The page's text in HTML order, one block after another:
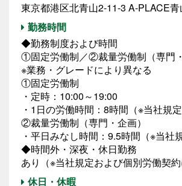
東京都港区北青山2-11-3 A-PLACE青
勤務時間
◆勤務制度および時間
①固定労働制／②裁量労働制（専門・
※業務・グレードにより異なる
①固定労働制
・定時：10:00～19:00
・1日の労働時間：8時間（※当社規定
②裁量労働制（専門・企画）
・平日みなし時間：9.5時間（※当社
◆時間外・深夜・休日勤務
あり（※当社規定および個別労働契約
休日・休暇